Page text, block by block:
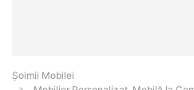
Șoimii Mobilei